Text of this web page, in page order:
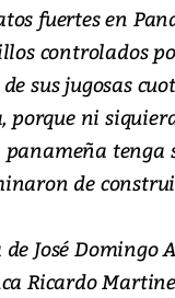
fuertes en
controlados
sus jugosas
ni
panameña
de
José Domingo
Ricardo